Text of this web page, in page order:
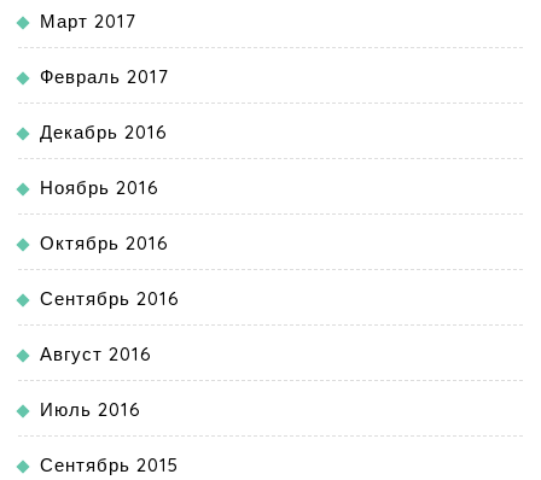
Март 2017
Февраль 2017
Декабрь 2016
Ноябрь 2016
Октябрь 2016
Сентябрь 2016
Август 2016
Июль 2016
Сентябрь 2015